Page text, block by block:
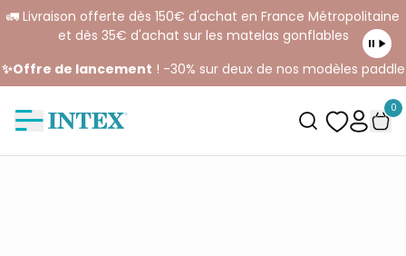
🚛 Livraison offerte dès 150€ d'achat en France Métropolitaine
et dès 35€ d'achat sur les matelas gonflables
✨Offre de lancement ! -30% sur deux de nos modèles paddle
0